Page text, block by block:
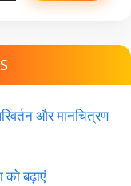
और मानचित्रण
बढ़ाएं